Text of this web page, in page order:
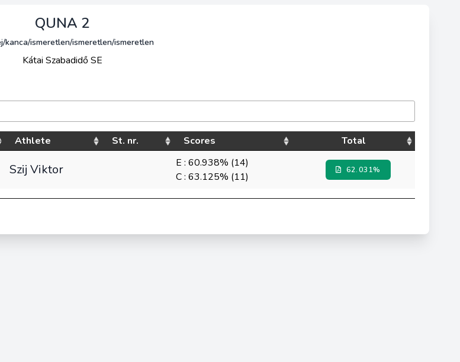
QUNA 2
kanca/ismeretlen/ismeretlen/ismeretlen
Kátai Szabadidő SE
Athlete St. nr. Scores Total
Szij Viktor
E : 60.938% (14)
C : 63.125% (11)
62.031%